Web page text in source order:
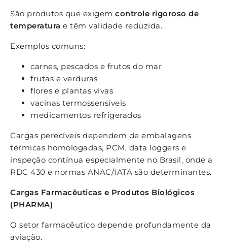
São produtos que exigem controle rigoroso de
temperatura e têm validade reduzida.
Exemplos comuns:
carnes, pescados e frutos do mar
frutas e verduras
flores e plantas vivas
vacinas termossensíveis
medicamentos refrigerados
Cargas perecíveis dependem de embalagens
térmicas homologadas, PCM, data loggers e
inspeção contínua especialmente no Brasil, onde a
RDC 430 e normas ANAC/IATA são determinantes.
Cargas Farmacêuticas e Produtos Biológicos
(PHARMA)
O setor farmacêutico depende profundamente da
aviação.